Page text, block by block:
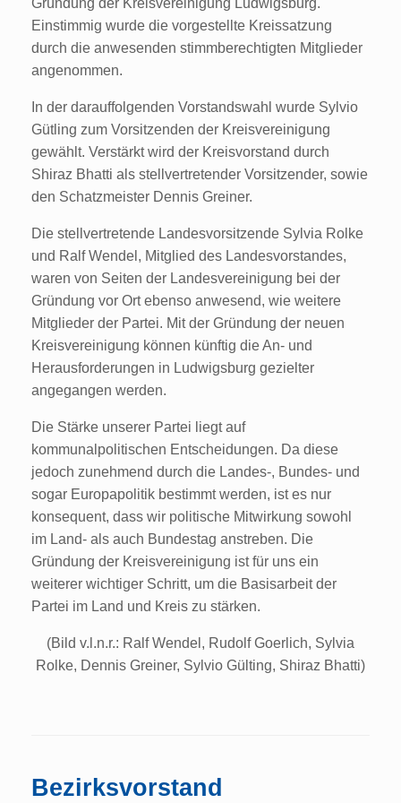
Gründung der Kreisvereinigung Ludwigsburg.
Einstimmig wurde die vorgestellte Kreissatzung
durch die anwesenden stimmberechtigten Mitglieder
angenommen.
In der darauffolgenden Vorstandswahl wurde Sylvio
Gütling zum Vorsitzenden der Kreisvereinigung
gewählt. Verstärkt wird der Kreisvorstand durch
Shiraz Bhatti als stellvertretender Vorsitzender, sowie
den Schatzmeister Dennis Greiner.
Die stellvertretende Landesvorsitzende Sylvia Rolke
und Ralf Wendel, Mitglied des Landesvorstandes,
waren von Seiten der Landesvereinigung bei der
Gründung vor Ort ebenso anwesend, wie weitere
Mitglieder der Partei. Mit der Gründung der neuen
Kreisvereinigung können künftig die An- und
Herausforderungen in Ludwigsburg gezielter
angegangen werden.
Die Stärke unserer Partei liegt auf
kommunalpolitischen Entscheidungen. Da diese
jedoch zunehmend durch die Landes-, Bundes- und
sogar Europapolitik bestimmt werden, ist es nur
konsequent, dass wir politische Mitwirkung sowohl
im Land- als auch Bundestag anstreben. Die
Gründung der Kreisvereinigung ist für uns ein
weiterer wichtiger Schritt, um die Basisarbeit der
Partei im Land und Kreis zu stärken.
(Bild v.l.n.r.: Ralf Wendel, Rudolf Goerlich, Sylvia
Rolke, Dennis Greiner, Sylvio Gülting, Shiraz Bhatti)
Bezirksvorstand